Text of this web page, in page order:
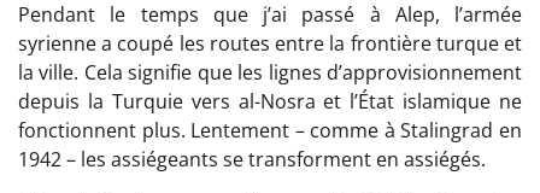
Pendant le temps que j’ai passé à Alep, l’armée
syrienne a coupé les routes entre la frontière turque et
la ville. Cela signifie que les lignes d’approvisionnement
depuis la Turquie vers al-Nosra et l’État islamique ne
fonctionnent plus. Lentement – comme à Stalingrad en
1942 – les assiégeants se transforment en assiégés.